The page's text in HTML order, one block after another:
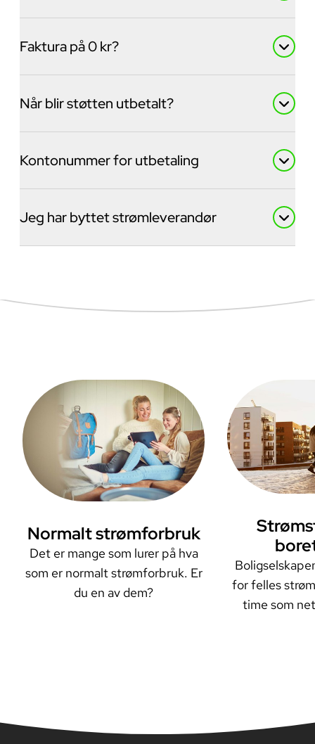
Faktura på 0 kr?
Når blir støtten utbetalt?
Kontonummer for utbetaling
Jeg har byttet strømleverandør
Les mer om
Normalt strømforbruk
Det er mange som lurer på hva
som er normalt strømforbruk. Er
du en av dem?
Les mer
for felles
time som